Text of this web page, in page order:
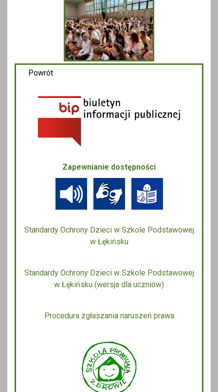
Powrót
Zapewnianie dostępności
Standardy Ochrony Dzieci w Szkole Podstawowej
w Łękińsku
Standardy Ochrony Dzieci w Szkole Podstawowej
w Łękińsku (wersja dla uczniów)
Procedura zgłaszania naruszeń prawa